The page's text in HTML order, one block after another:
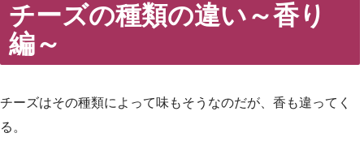
チーズの種類の違い～香り
編～
チーズはその種類によって味もそうなのだが、香も違ってく
る。